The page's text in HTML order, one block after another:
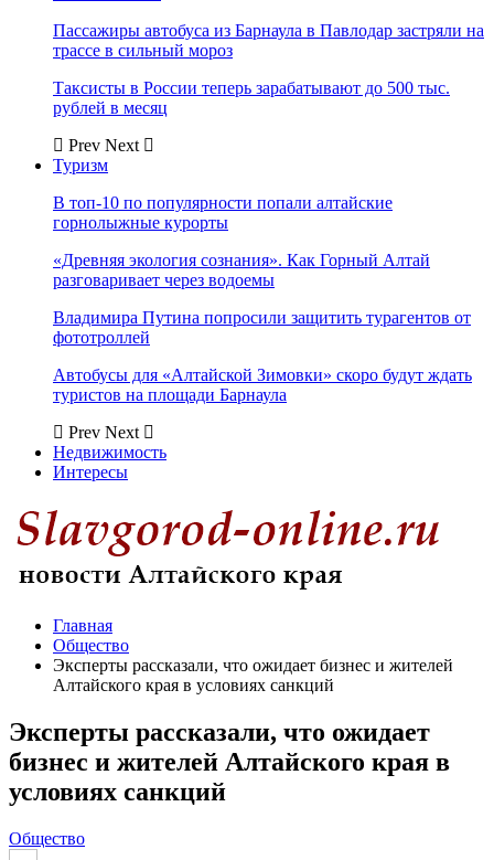
Пассажиры автобуса из Барнаула в Павлодар застряли на
трассе в сильный мороз
Таксисты в России теперь зарабатывают до 500 тыс.
рублей в месяц
Prev Next
Туризм
В топ-10 по популярности попали алтайские
горнолыжные курорты
«Древняя экология сознания». Как Горный Алтай
разговаривает через водоемы
Владимира Путина попросили защитить турагентов от
фототроллей
Автобусы для «Алтайской Зимовки» скоро будут ждать
туристов на площади Барнаула
Prev Next
Недвижимость
Интересы
Главная
Общество
Эксперты рассказали, что ожидает бизнес и жителей
Алтайского края в условиях санкций
Эксперты рассказали, что ожидает
бизнес и жителей Алтайского края в
условиях санкций
Общество